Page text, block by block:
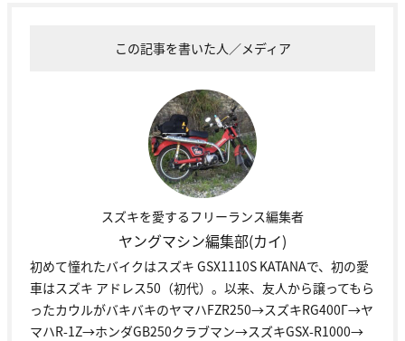
この記事を書いた人／メディア
スズキを愛するフリーランス編集者
ヤングマシン編集部(カイ)
初めて憧れたバイクはスズキ GSX1110S KATANAで、初の愛
車はスズキ アドレス50（初代）。以来、友人から譲ってもら
ったカウルがバキバキのヤマハFZR250→スズキRG400Γ→ヤ
マハR-1Z→ホンダGB250クラブマン→スズキGSX-R1000→